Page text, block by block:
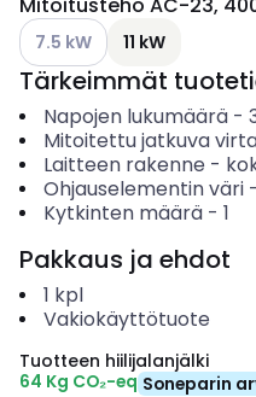
Katso käytettävissä olevat
7.5 kW 11 kW
Tärkeimmät
Napojen lukumäärä-
Mitoitettu jatkuva
Laitteen rakenne -
Ohjauselementin väri-
Kytkinten määrä- 1
Pakkaus ja ehdot
1 kpl
Vakiokäyttötuote
Tuotteen hiilijalanjälki
64 Kg CO₂-eq Soneparin